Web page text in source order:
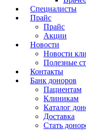
Специалисты
Прайс
Прайс
Акции
Новости
Новости
Полезные
Контакты
Банк доноров
Пациентам
Клиникам
Каталог
Доставка
Стать